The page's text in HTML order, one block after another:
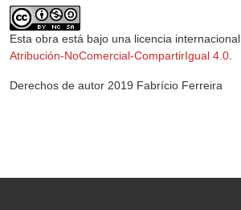
Esta obra está bajo una licencia internacional
Atribución-NoComercial-CompartirIgual 4.0.
Derechos de autor 2019 Fabrício Ferreira